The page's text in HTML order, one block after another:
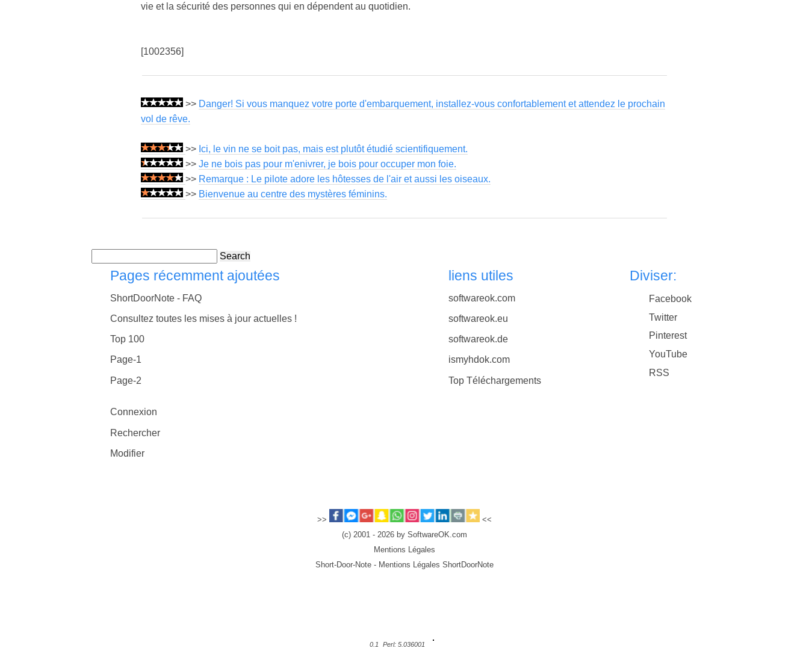
vie et la sécurité des personnes qui en dépendent au quotidien.
[1002356]
>> Danger! Si vous manquez votre porte d'embarquement, installez-vous confortablement et attendez le prochain
vol de rêve.
>> Ici, le vin ne se boit pas, mais est plutôt étudié scientifiquement.
>> Je ne bois pas pour m'enivrer, je bois pour occuper mon foie.
>> Remarque : Le pilote adore les hôtesses de l'air et aussi les oiseaux.
>> Bienvenue au centre des mystères féminins.
Search
Pages récemment ajoutées
ShortDoorNote - FAQ
Consultez toutes les mises à jour actuelles !
Top 100
Page-1
Page-2
Connexion
Rechercher
Modifier
liens utiles
softwareok.com
softwareok.eu
softwareok.de
ismyhdok.com
Top Téléchargements
Diviser:
Facebook
Twitter
Pinterest
YouTube
RSS
>>
<<
(c) 2001 - 2026 by SoftwareOK.com
Mentions Légales
Short-Door-Note - Mentions Légales ShortDoorNote
0.1 Perl: 5.036001